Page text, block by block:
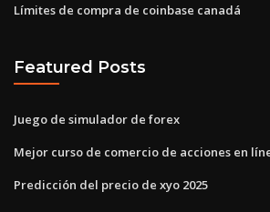
Límites de compra de coinbase canadá
Featured Posts
Juego de simulador de forex
Mejor curso de comercio de acciones en
Predicción del precio de xyo 2025